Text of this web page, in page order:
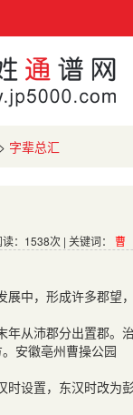
字辈总汇
：1538次 | 关键词： 曹
展中，形成许多郡望
年从沛郡分出置郡。
安徽亳州曹操公园
时设置，东汉时改为